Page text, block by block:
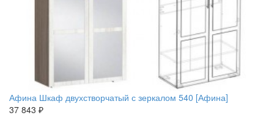
Афина Шкаф двухстворчатый с зеркалом 540 [Афина]
37 843 ₽